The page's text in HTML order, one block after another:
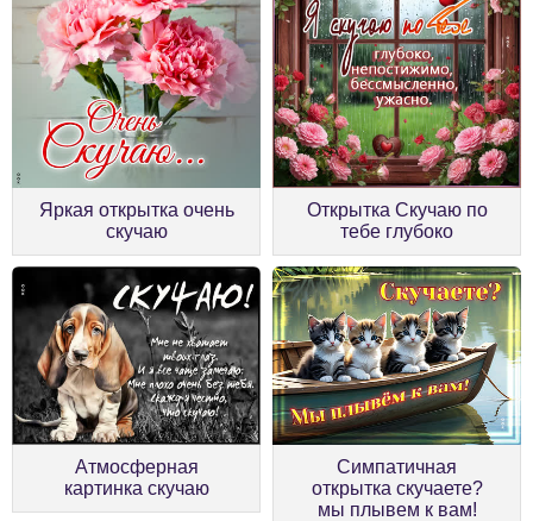
Яркая открытка очень
скучаю
Открытка Скучаю по
тебе глубоко
Атмосферная
картинка скучаю
Симпатичная
открытка скучаете?
мы плывем к вам!